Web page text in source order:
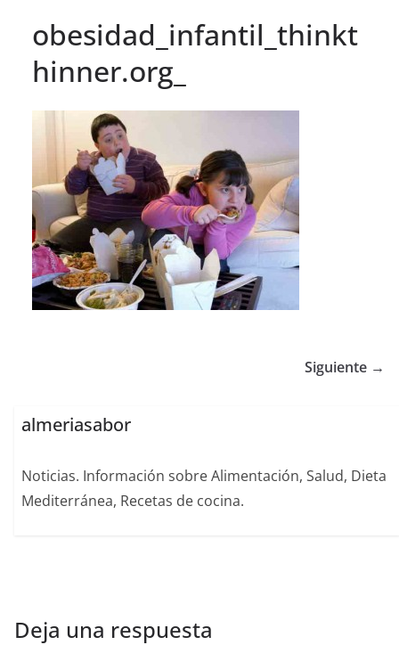
obesidad_infantil_thinkt
hinner.org_
Siguiente →
almeriasabor
Noticias. Información sobre Alimentación, Salud, Dieta
Mediterránea, Recetas de cocina.
Deja una respuesta